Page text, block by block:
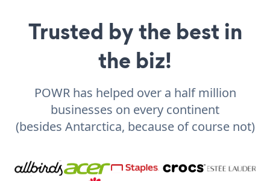
Trusted by the best in
the biz!
POWR has helped over a half million
businesses on every continent
(besides Antarctica, because of course not)